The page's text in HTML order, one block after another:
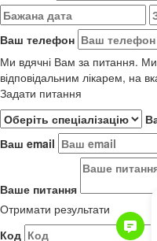
Ваш телефон
Ми вдячні Вам за питання. Ми
відповідальним лікарем, на
Задати питання
Ваш email
Ваше питання
Отримати результати
Код